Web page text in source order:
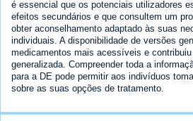
é essencial que os potenciais utilizadores
efeitos secundários e que consultem um
obter aconselhamento adaptado às suas
individuais. A disponibilidade de versões
medicamentos mais acessíveis e
generalizada. Compreender toda a
para a DE pode permitir aos indivíduos
sobre as suas opções de tratamento.